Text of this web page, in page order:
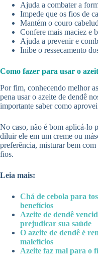
Ajuda a combater a
Impede que os fios de
Mantém o couro
Confere mais maciez e
Ajuda a prevenir e
Inibe o ressecamento
Como fazer para usar o
Por fim, conhecendo melhor
pena usar o azeite de dendê
importante saber como
No caso, não é bom aplicá-lo
diluir ele em um creme ou
preferência, misturar bem
fios.
Leia mais:
Chá de cebola para
benefícios
Azeite de dendê
prejudicar sua saúde
O azeite de dendê é
malefícios
Azeite faz mal para o